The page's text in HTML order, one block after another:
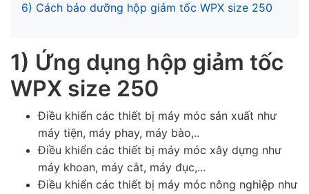
6) Cách bảo dưỡng hộp giảm tốc WPX size 250
1) Ứng dụng hộp giảm tốc
WPX size 250
Điều khiển các thiết bị máy móc sản xuất như
máy tiện, máy phay, máy bào,..
Điều khiển các thiết bị máy móc xây dựng như
máy khoan, máy cắt, máy đục,...
Điều khiển các thiết bị máy móc nông nghiệp như